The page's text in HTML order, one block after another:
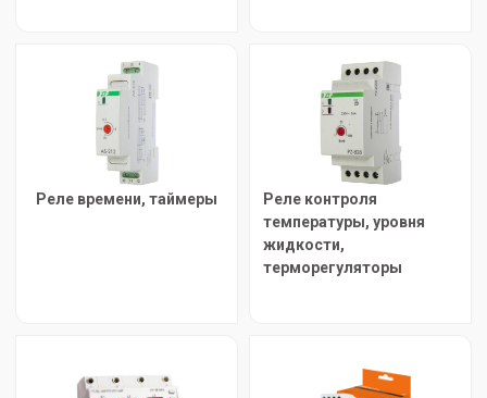
Реле времени, таймеры
Реле контроля
температуры, уровня
жидкости,
терморегуляторы